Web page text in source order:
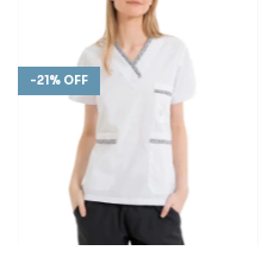
-21% OFF